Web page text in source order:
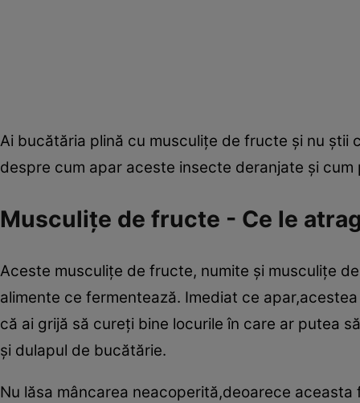
Ai bucătăria plină cu musculiţe de fructe şi nu ştii
despre cum apar aceste insecte deranjate şi
Musculiţe de fructe - Ce le
Aceste musculiţe de fructe, numite şi musculiţe
alimente ce fermentează. Imediat ce
că ai grijă să cureţi bine locurile în care ar putea
şi dulapul de bucătărie.
Nu lăsa mâncarea neacoperită,deoarece